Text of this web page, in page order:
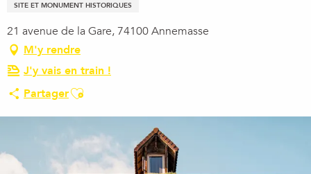
SITE ET MONUMENT HISTORIQUES
21 avenue de la Gare, 74100 Annemasse
M'y rendre
J'y vais en train !
PartagerAjouter aux favoris